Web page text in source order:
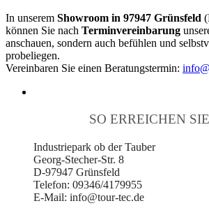
In unserem Showroom in 97947 Grünsfeld
können Sie nach Terminvereinbarung
anschauen, sondern auch befühlen und
probeliegen.
Vereinbaren Sie einen Beratungstermin:
SO ERREICHEN
Industriepark ob der Tauber
Georg-Stecher-Str. 8
D-97947 Grünsfeld
Telefon: 09346/4179955
E-Mail: info@tour-tec.de